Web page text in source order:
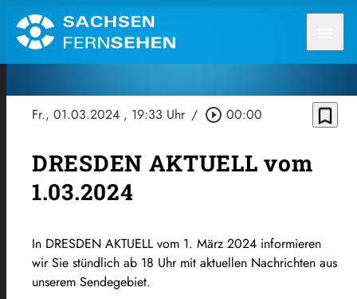
Fr., 01.03.2024 , 19:33 Uhr / play_circle_outline 00:00 bookmark_border
DRESDEN AKTUELL vom
1.03.2024
In DRESDEN AKTUELL vom 1. März 2024 informieren
wir Sie stündlich ab 18 Uhr mit aktuellen Nachrichten aus
unserem Sendegebiet.